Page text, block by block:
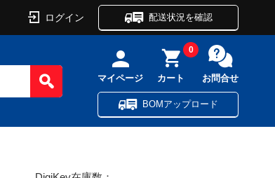
ログイン 配送状況を確認
マイページ カート
0
お問合せ
BOMアップロード